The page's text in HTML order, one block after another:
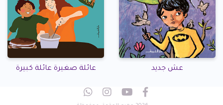
عش جديد عائلة صغيرة عائلة كبيرة